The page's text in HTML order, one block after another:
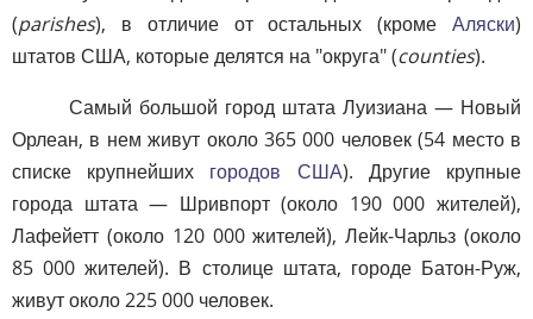
(parishes), в отличие от остальных (кроме Аляски)
штатов США, которые делятся на "округа" (counties).
Самый большой город штата Луизиана — Новый
Орлеан, в нем живут около 365 000 человек (54 место в
списке крупнейших городов США). Другие крупные
города штата — Шривпорт (около 190 000 жителей),
Лафейетт (около 120 000 жителей), Лейк-Чарльз (около
85 000 жителей). В столице штата, городе Батон-Руж,
живут около 225 000 человек.